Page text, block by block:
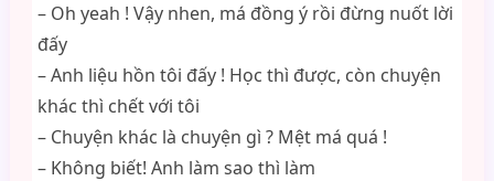
– Oh yeah ! Vậy nhen, má đồng ý rồi đừng nuốt lời
đấy
– Anh liệu hồn tôi đấy ! Học thì được, còn chuyện
khác thì chết với tôi
– Chuyện khác là chuyện gì ? Mệt má quá !
– Không biết! Anh làm sao thì làm